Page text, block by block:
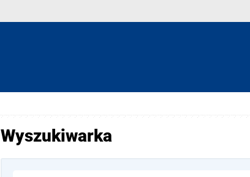
Wyszukiwarka